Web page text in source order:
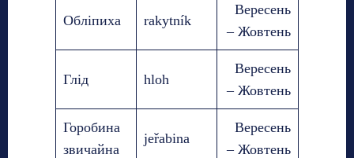
Обліпиха rakytník
Вересень
– Жовтень
Глід hloh
Вересень
– Жовтень
Горобина
звичайна
jeřabina
Вересень
– Жовтень